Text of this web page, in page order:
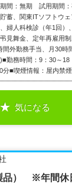
間：無期 試用期間：
蓄、関東ITソフトウ
婦人科検診（年1回）
見舞金、定年再雇用
間外勤務手当、月30時
勤務時間：9：30～18
■喫煙情報：屋内禁煙
気になる
品） ※年間休